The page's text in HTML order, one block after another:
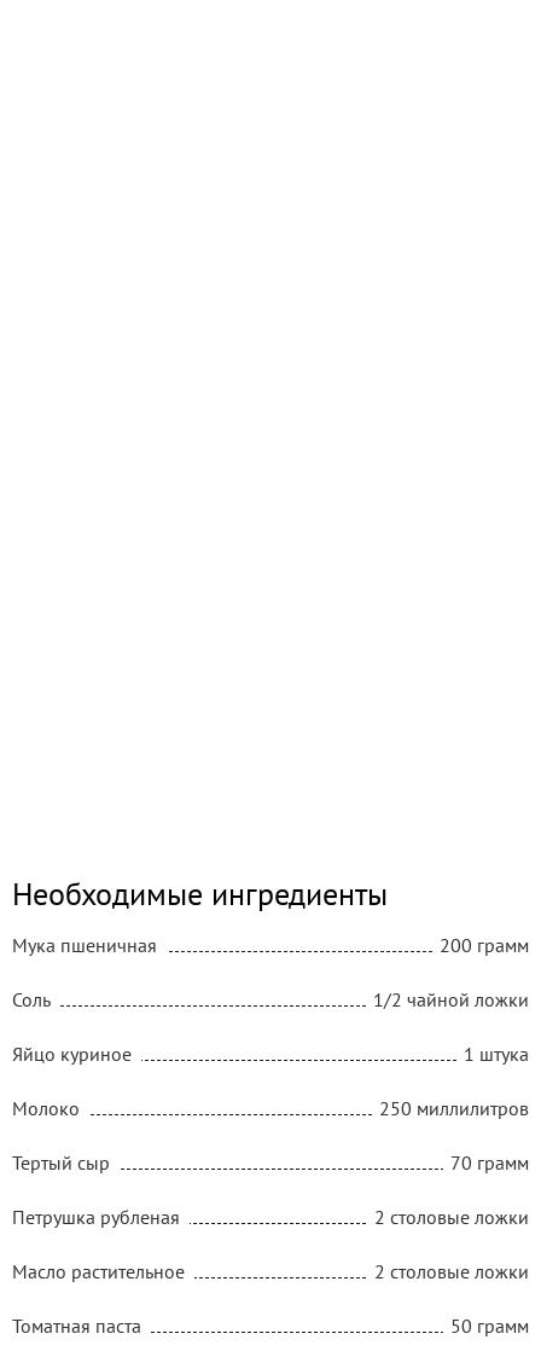
Необходимые ингредиенты
Мука пшеничная 200 грамм
Соль 1/2 чайной ложки
Яйцо куриное 1 штука
Молоко 250 миллилитров
Тертый сыр 70 грамм
Петрушка рубленая 2 столовые ложки
Масло растительное 2 столовые ложки
Томатная паста 50 грамм